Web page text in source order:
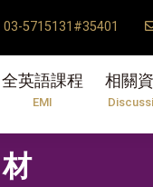
03-5715131#35401
全英語課程
EMI
相關